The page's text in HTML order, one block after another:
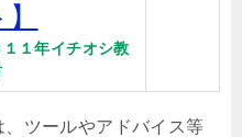
１年イチオシ教
ツールやアドバイス等